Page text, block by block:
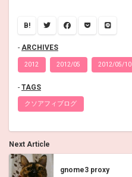
B!
ARCHIVES
2012 2012/05 2012/05/10
TAGS
クソアフィブログ
Next Article
gnome3 proxy